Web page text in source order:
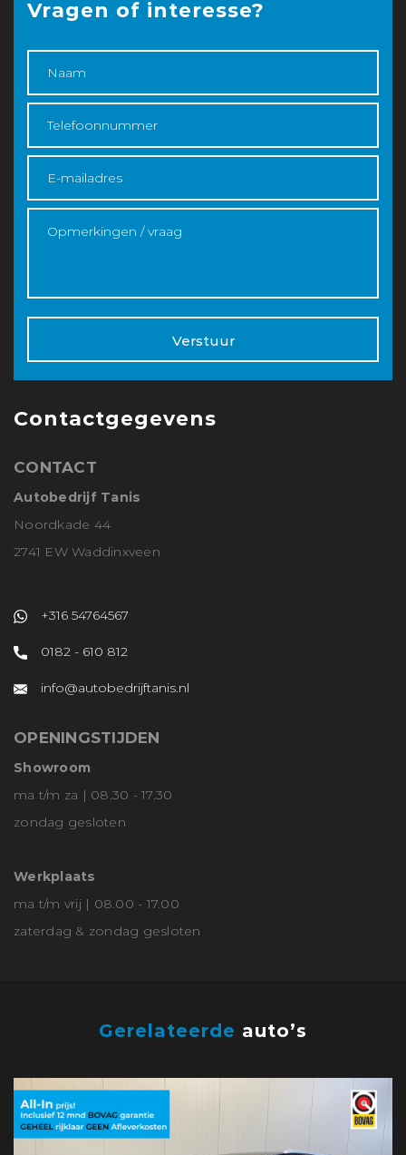
Vragen of interesse?
Verstuur
Contactgegevens
CONTACT
Autobedrijf Tanis
Noordkade 44
2741 EW Waddinxveen
+316 54764567
0182 - 610 812
info@autobedrijftanis.nl
OPENINGSTIJDEN
Showroom
ma t/m za | 08.30 - 17.30
zondag gesloten
Werkplaats
ma t/m vrij | 08.00 - 17.00
zaterdag & zondag gesloten
Gerelateerde auto’s